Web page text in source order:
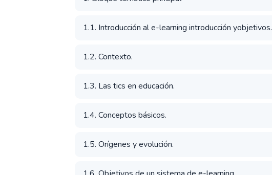
1.1. Introducción al e-learning introducción yobjetivos.
1.2. Contexto.
1.3. Las tics en educación.
1.4. Conceptos básicos.
1.5. Orígenes y evolución.